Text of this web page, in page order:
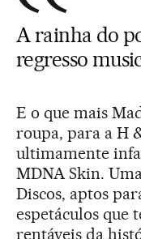
A rainha do
regresso
E o que mais
roupa, para a H
ultimamente
MDNA Skin.
Discos, aptos
espetáculos que
rentáveis da